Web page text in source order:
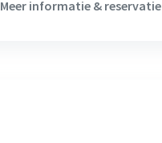
Meer informatie & reservatie